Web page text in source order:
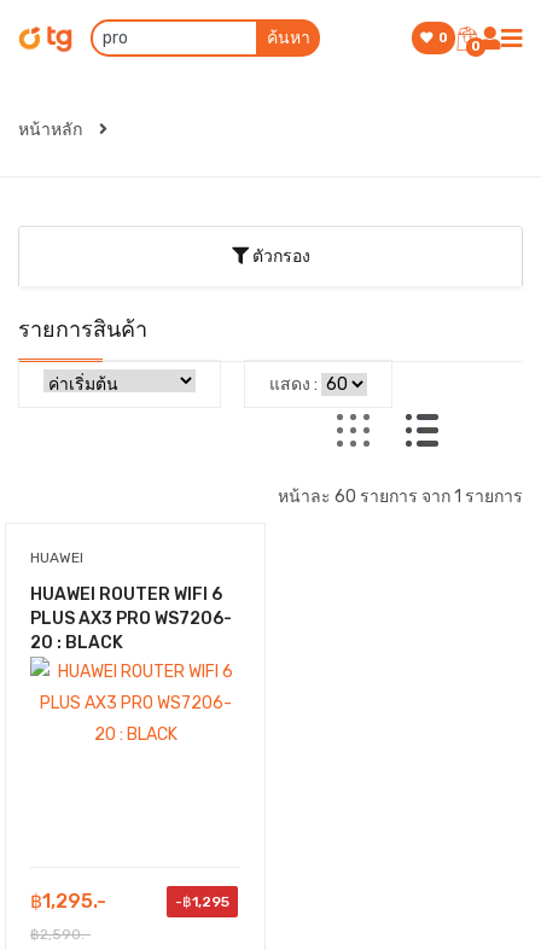
ค้นหา 0
0
หน้าหลัก
ตัวกรอง
รายการสินค้า
แสดง :
หน้าละ 60 รายการ จาก 1 รายการ
HUAWEI
HUAWEI ROUTER WIFI 6
PLUS AX3 PRO WS7206-
20 : BLACK
฿1,295.-
฿2,590.-
-฿1,295